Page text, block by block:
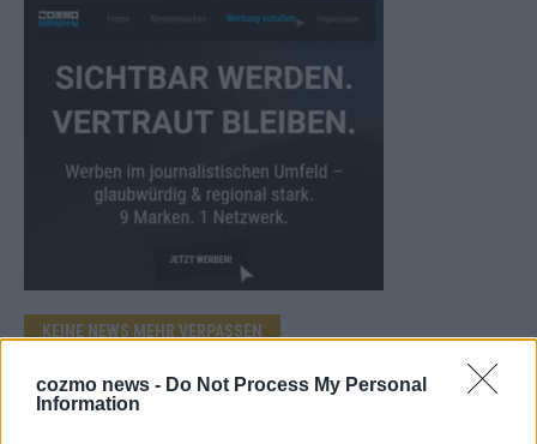
cozmo news - Do Not Process My Personal
Information
KEINE NEWS MEHR VERPASSEN